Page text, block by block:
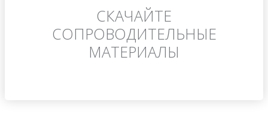
СКАЧАЙТЕ
СОПРОВОДИТЕЛЬНЫЕ
МАТЕРИАЛЫ